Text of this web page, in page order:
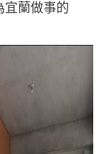
宜蘭做事的